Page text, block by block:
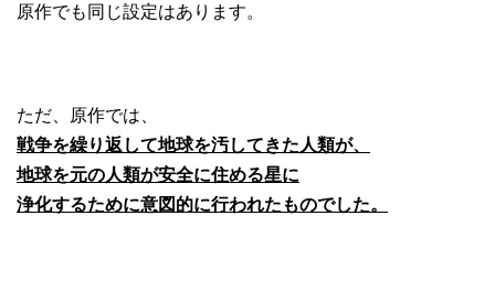
原作でも同じ設定はあります。
ただ、原作では、
戦争を繰り返して地球を汚してきた人類が、
地球を元の人類が安全に住める星に
浄化するために意図的に行われたものでした。